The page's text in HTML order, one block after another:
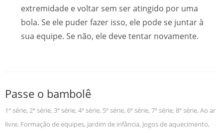
extremidade e voltar sem ser atingido por uma
bola. Se ele puder fazer isso, ele pode se juntar à
sua equipe. Se não, ele deve tentar novamente.
Passe o bambolê
1ª série, 2ª série, 3ª série, 4ª série, 5ª série, 6ª série, 7ª série, 8ª série, Ao ar
livre, Formação de equipes, Jardim de infância, Jogos de aquecimento,